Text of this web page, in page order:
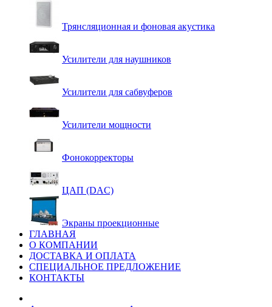
Трянсляционная и фоновая акустика
Усилители для наушников
Усилители для сабвуферов
Усилители мощности
Фонокорректоры
ЦАП (DAC)
Экраны проекционные
ГЛАВНАЯ
О КОМПАНИИ
ДОСТАВКА И ОПЛАТА
СПЕЦИАЛЬНОЕ ПРЕДЛОЖЕНИЕ
КОНТАКТЫ